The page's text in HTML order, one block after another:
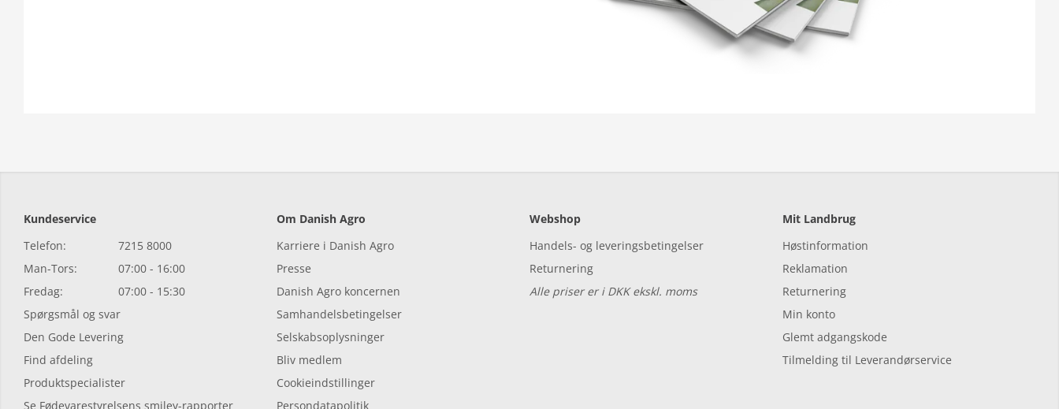
Kundeservice
Telefon:
7215 8000
Man-Tors:
07:00 - 16:00
Fredag:
07:00 - 15:30
Spørgsmål og svar
Den Gode Levering
Find afdeling
Produktspecialister
Se Fødevarestyrelsens smiley-rapporter
Om Danish Agro
Karriere i Danish Agro
Presse
Danish Agro koncernen
Samhandelsbetingelser
Selskabsoplysninger
Bliv medlem
Cookieindstillinger
Persondatapolitik
Webshop
Handels- og leveringsbetingelser
Returnering
Alle priser er i DKK ekskl. moms
Mit Landbrug
Høstinformation
Reklamation
Returnering
Min konto
Glemt adgangskode
Tilmelding til Leverandørservice